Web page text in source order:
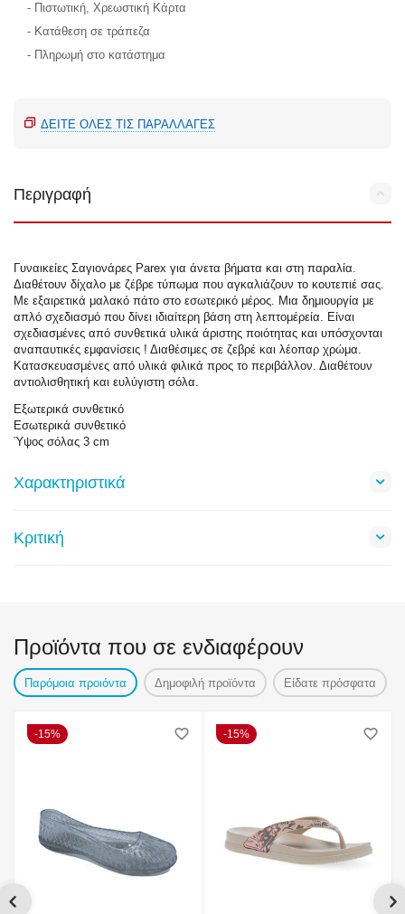
- Πιστωτική, Χρεωστική Κάρτα
- Κατάθεση σε τράπεζα
- Πληρωμή στο κατάστημα
ΔΕΊΤΕ ΌΛΕΣ ΤΙΣ ΠΑΡΑΛΛΑΓΈΣ
Περιγραφή
Γυναικείες Σαγιονάρες Parex για άνετα βήματα και στη παραλία.
Διαθέτουν δίχαλο με ζέβρε τύπωμα που αγκαλιάζουν το κουτεπιέ σας.
Με εξαιρετικά μαλακό πάτο στο εσωτερικό μέρος. Μια δημιουργία με
απλό σχεδιασμό που δίνει ιδιαίτερη βάση στη λεπτομέρεία. Είναι
σχεδιασμένες από συνθετικά υλικά άριστης ποιότητας και υπόσχονται
αναπαυτικές εμφανίσεις ! Διαθέσιμες σε ζεβρέ και λέοπαρ χρώμα.
Κατασκευασμένες από υλικά φιλικά προς το περιβάλλον. Διαθέτουν
αντιολισθητική και ευλύγιστη σόλα.
Εξωτερικά συνθετικό
Εσωτερικά συνθετικό
Ύψος σόλας 3 cm
Χαρακτηριστικά
Κριτική
Προϊόντα που σε ενδιαφέρουν
Παρόμοια προιόντα Δημοφιλή προϊόντα Είδατε πρόσφατα
15% 15%